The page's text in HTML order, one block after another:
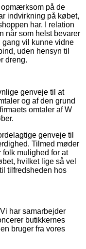
opmærksom på de
indvirkning på købet,
har. I relation
når som helst bevarer
vil kunne vidne
uden hensyn til
dreng.
genveje til at
og af den grund
omtaler af W
genveje til
Tilmed møder
folk mulighed for at
hvilket lige så vel
tilfredsheden hos
har samarbejder
butikkernes
bruger fra vores